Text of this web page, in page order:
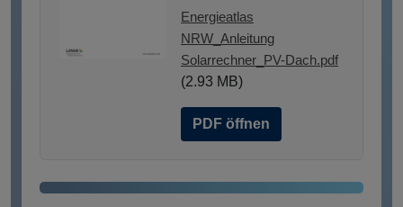
Energieatlas
NRW_Anleitung
Solarrechner_PV-Dach.pdf
(2.93 MB)
PDF öffnen